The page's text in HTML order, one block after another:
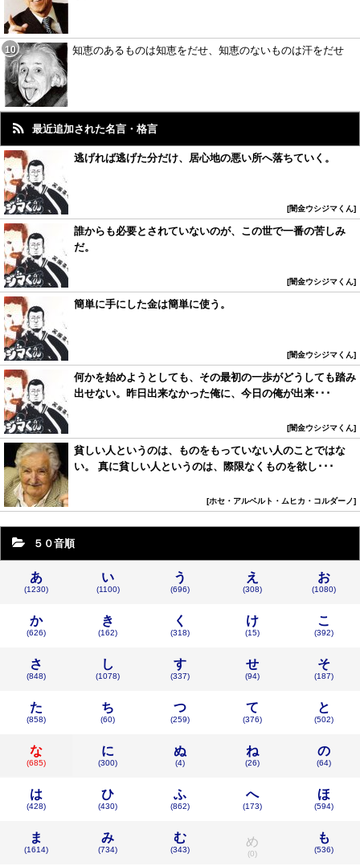
知恵のあるものは知恵をだせ、知恵のないものは汗をだせ
最近追加された名言・格言
逃げれば逃げた分だけ、居心地の悪い所へ落ちていく。
闇金ウシジマくん
誰からも必要とされていないのが、この世で一番の苦しみ
だ。
闇金ウシジマくん
簡単に手にした金は簡単に使う。
闇金ウシジマくん
何かを始めようとしても、その最初の一歩がどうしても踏み
出せない。昨日出来なかった俺に、今日の俺が出来･･･
闇金ウシジマくん
貧しい人というのは、ものをもっていない人のことではな
い。 真に貧しい人というのは、際限なくものを欲し･･･
ホセ・アルベルト・ムヒカ・コルダーノ
５０音順
あ
(1230)
い
(1100)
う
(696)
え
(308)
お
(1080)
か
(626)
き
(162)
く
(318)
け
(15)
こ
(392)
さ
(848)
し
(1078)
す
(337)
せ
(94)
そ
(187)
た
(858)
ち
(60)
つ
(259)
て
(376)
と
(502)
な
(685)
に
(300)
ぬ
(4)
ね
(26)
の
(64)
は
(428)
ひ
(430)
ふ
(862)
へ
(173)
ほ
(594)
ま
(1614)
み
(734)
む
(343)
め
(0)
も
(536)